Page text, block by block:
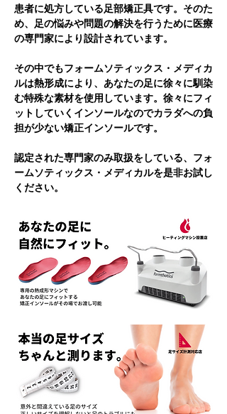
患者に処方している足部矯正具です。そのた
め、足の悩みや問題の解決を行うために医療
の専門家により設計されています。
その中でもフォームソティックス・メディカ
ルは熱形成により、あなたの足に徐々に馴染
む特殊な素材を使用しています。徐々にフィ
ットしていくインソールなのでカラダへの負
担が少ない矯正インソールです。
認定された専門家のみ取扱をしている、フォ
ームソティックス・メディカルを是非お試し
ください。